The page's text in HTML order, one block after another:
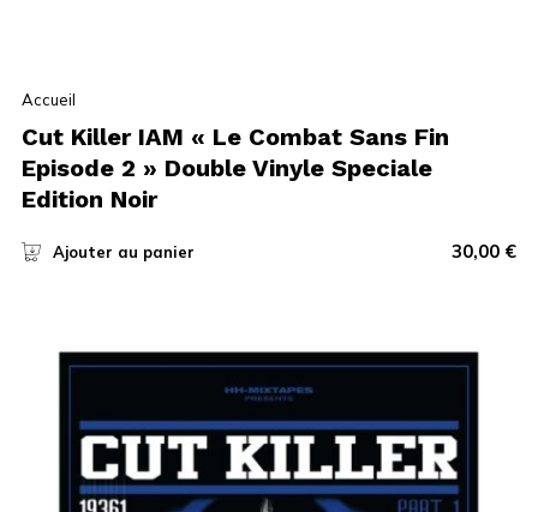
Accueil
Cut Killer IAM « Le Combat Sans Fin
Episode 2 » Double Vinyle Speciale
Edition Noir
Ajouter au panier 30,00 €